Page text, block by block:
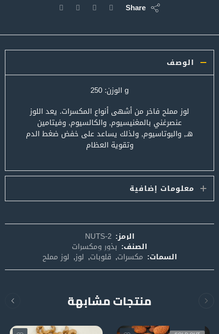
Share
الوصف
g الوزن: 250
لوز مملح فاخر من أشهى أنواع المكسرات. يعد اللوز
عنصرغني بالمغنيسيوم, والكالسيوم, وفيتامين
هـ, والبوتاسيوم, ولذلك يساعد على خفض ضغط الدم
وتقوية العظام
معلومات إضافية
الرمز: NUTS-2
الصنف: بذور ومكسرات
السمات: مكسرات, قلوبات, لوز, لوز مملح
منتجات مشابهة